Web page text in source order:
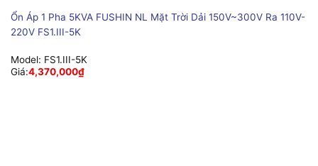
Ổn Áp 1 Pha 5KVA FUSHIN NL Mặt Trời Dải 150V~300V Ra 110V-
220V FS1.III-5K
Model: FS1.III-5K
Giá:4,370,000₫